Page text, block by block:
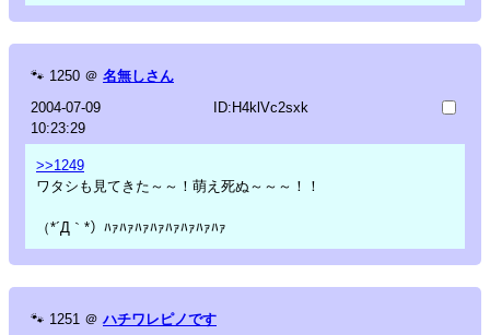
🐾 1250 ＠ 名無しさん
2004-07-09
10:23:29
ID:H4klVc2sxk
>>1249
ワタシも見てきた～～！萌え死ぬ～～～！！
（*´Д｀*）ﾊｧﾊｧﾊｧﾊｧﾊｧﾊｧﾊｧﾊｧ
🐾 1251 ＠ ハチワレピノです